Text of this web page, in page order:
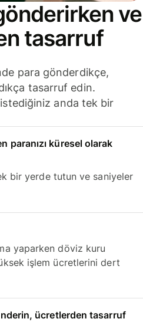
ve
tasarruf
para gönderdikçe,
tasarruf edin.
istediğiniz anda tek bir
paranızı küresel olarak
bir yerde tutun ve saniyeler
yaparken döviz kuru
işlem ücretlerini dert
ücretlerden tasarruf